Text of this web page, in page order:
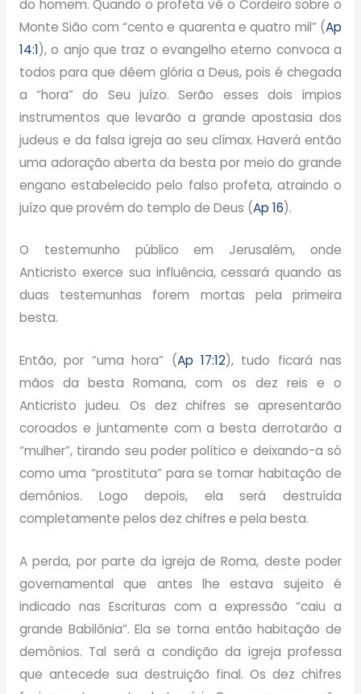
do homem. Quando o profeta vê o Cordeiro sobre o
Monte Sião com “cento e quarenta e quatro mil” (Ap
14:1), o anjo que traz o evangelho eterno convoca a
todos para que dêem glória a Deus, pois é chegada
a “hora” do Seu juízo. Serão esses dois ímpios
instrumentos que levarão a grande apostasia dos
judeus e da falsa igreja ao seu clímax. Haverá então
uma adoração aberta da besta por meio do grande
engano estabelecido pelo falso profeta, atraindo o
juízo que provém do templo de Deus (Ap 16).
O testemunho público em Jerusalém, onde
Anticristo exerce sua influência, cessará quando as
duas testemunhas forem mortas pela primeira
besta.
Então, por “uma hora” (Ap 17:12), tudo ficará nas
mãos da besta Romana, com os dez reis e o
Anticristo judeu. Os dez chifres se apresentarão
coroados e juntamente com a besta derrotarão a
“mulher”, tirando seu poder político e deixando-a só
como uma “prostituta” para se tornar habitação de
demônios. Logo depois, ela será destruída
completamente pelos dez chifres e pela besta.
A perda, por parte da igreja de Roma, deste poder
governamental que antes lhe estava sujeito é
indicado nas Escrituras com a expressão “caiu a
grande Babilônia”. Ela se torna então habitação de
demônios. Tal será a condição da igreja professa
que antecede sua destruição final. Os dez chifres